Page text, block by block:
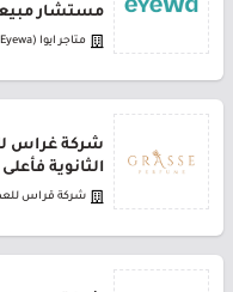
مستشار
متاجر ايوا (Eyewa)
شركة غراس
الثانوية فأعلى براتب
شركة قراس